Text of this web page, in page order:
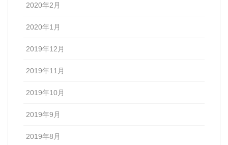
2020年2月
2020年1月
2019年12月
2019年11月
2019年10月
2019年9月
2019年8月